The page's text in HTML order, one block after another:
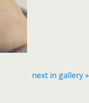
next in gallery »